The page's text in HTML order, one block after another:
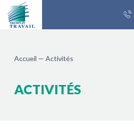
Accueil — Activités
ACTIVITÉS